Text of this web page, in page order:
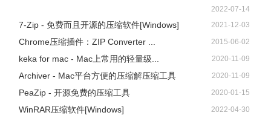
2022-07-14
7-Zip - 免费而且开源的压缩软件[Windows] 2021-12-03
Chrome压缩插件：ZIP Converter ... 2015-06-02
keka for mac - Mac上常用的轻量级... 2020-11-09
Archiver - Mac平台方便的压缩解压缩工具 2020-11-09
PeaZip - 开源免费的压缩工具 2020-01-15
WinRAR压缩软件[Windows] 2022-04-30